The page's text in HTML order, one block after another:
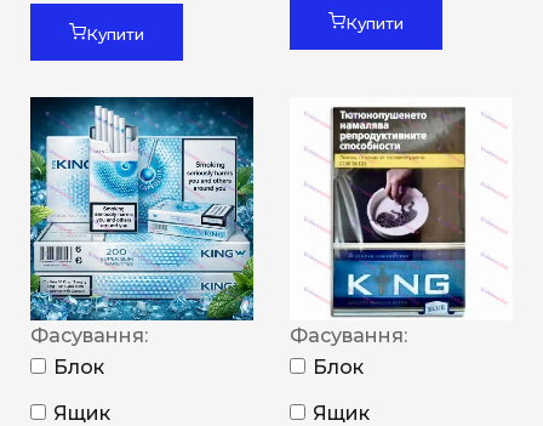
Купити
Купити
Фасування:
Блок
Ящик
Фасування:
Блок
Ящик